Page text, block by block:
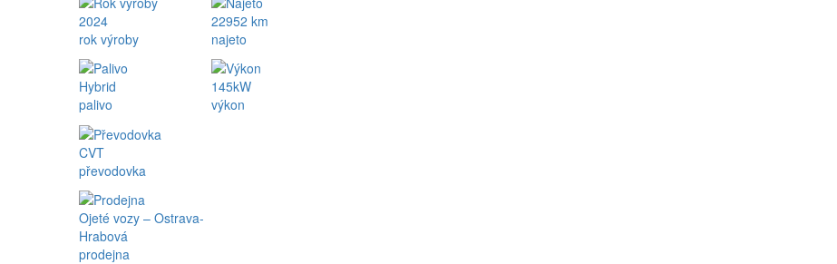
2024
rok výroby
Hybrid
palivo
CVT
převodovka
Ojeté vozy – Ostrava-
Hrabová
prodejna
22952 km
najeto
145kW
výkon